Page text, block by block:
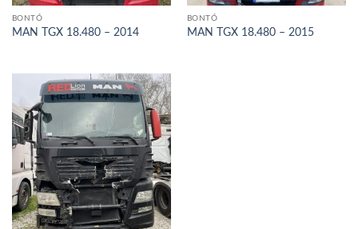
BONTÓ
MAN TGX 18.480 – 2014
BONTÓ
MAN TGX 18.480 – 2015